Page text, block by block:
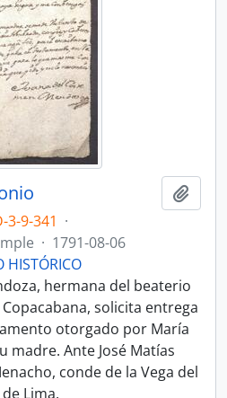
3-9-341 ·
· 1791-08-06
HISTÓRICO
hermana del beaterio
solicita entrega
otorgado por María
madre. Ante José Matías
conde de la Vega del
Lima.